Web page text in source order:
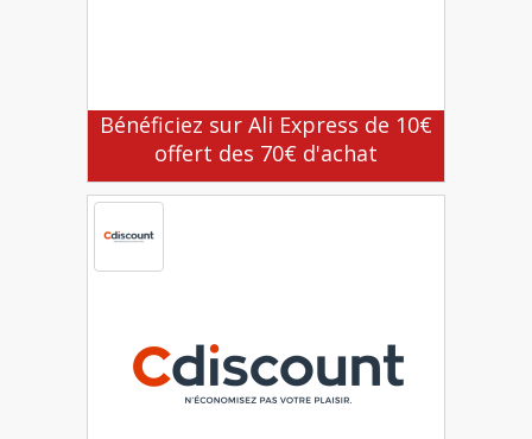
Bénéficiez sur Ali Express de 10€
offert des 70€ d'achat